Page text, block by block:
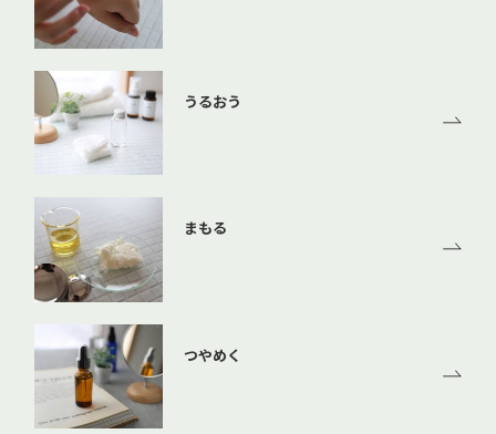
うるおう
まもる
つやめく